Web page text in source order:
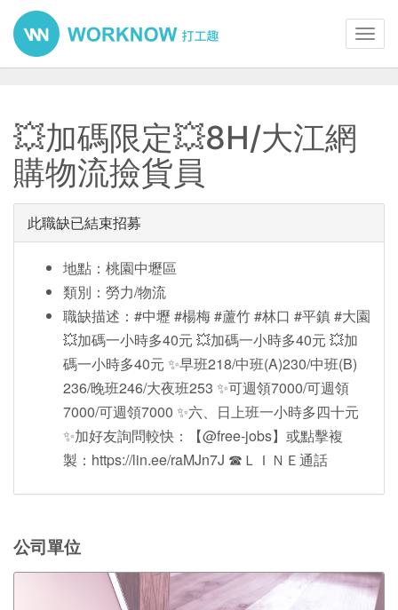
💥加碼限定💥8H/大江網
購物流撿貨員
此職缺已結束招募
地點：桃園中壢區
類別：勞力/物流
職缺描述：#中壢 #楊梅 #蘆竹 #林口 #平鎮 #大園
💥加碼一小時多40元 💥加碼一小時多40元 💥加
碼一小時多40元 ✨早班218/中班(A)230/中班(B)
236/晚班246/大夜班253 ✨可週領7000/可週領
7000/可週領7000 ✨六、日上班一小時多四十元
✨加好友詢問較快：【@free-jobs】或點擊複
製：https://lin.ee/raMJn7J ☎ＬＩＮＥ通話
公司單位